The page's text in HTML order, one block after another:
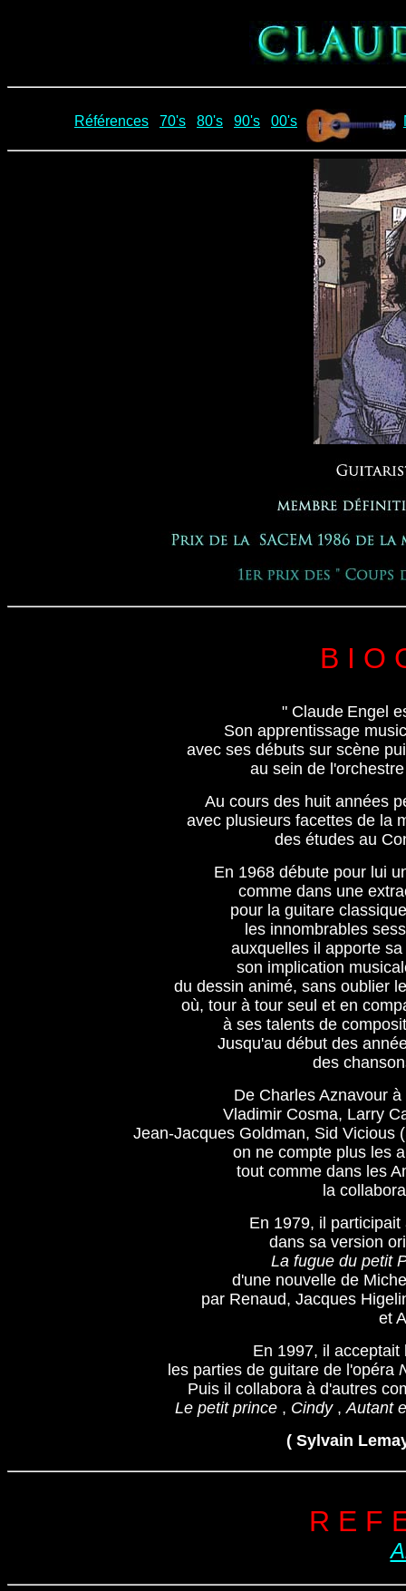
Références 70's 80's 90's 00's
B I O
" Claude Engel
Son apprentissage
avec ses débuts sur scène
au sein de
Au cours des huit années
avec plusieurs facettes de la
des études au
En 1968 débute pour lui
comme dans une
pour la guitare
les innombrables
auxquelles il apporte
son implication
du dessin animé, sans oublier
où, tour à tour seul et en
à ses talents de
Jusqu'au début des
des
De Charles Aznavour
Vladimir Cosma, Larry
Jean-Jacques Goldman, Sid Vicious
on ne compte plus les
tout comme dans les
la
En 1979, il
dans sa version
La fugue du petit
d'une nouvelle de
par Renaud, Jacques
et
En 1997, il
les parties de guitare de l'opéra
Puis il collabora à d'autres
Le petit prince , Cindy , Autant
( Sylvain
R E F